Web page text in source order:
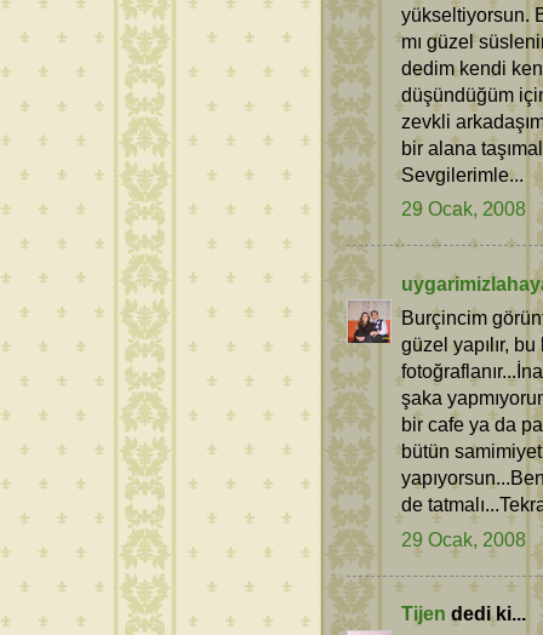
yükseltiyorsun.
mı güzel
dedim kendi
düşündüğüm
zevkli
bir alana
Sevgilerimle...
29 Ocak, 2008
Burçincim
güzel yapılır,
şaka
bir cafe ya da
bütün
de
29 Ocak, 2008
Tijen dedi ki...